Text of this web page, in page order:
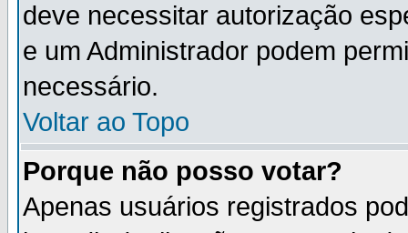
deve necessitar autorização
e um Administrador podem
necessário.
Voltar ao Topo
Porque não posso votar?
Apenas usuários registrados